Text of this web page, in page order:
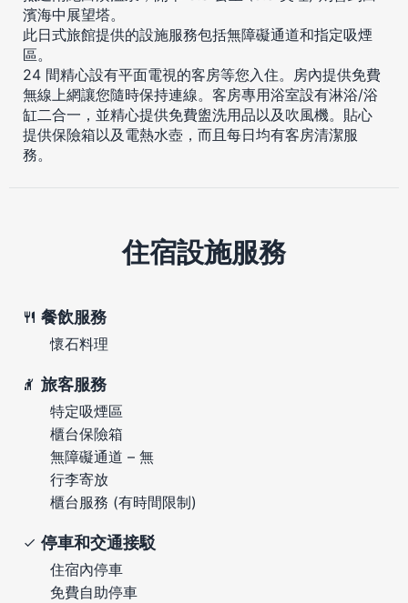
濱海中展望塔。
此日式旅館提供的設施服務包括無障礙通道和指定吸煙
區。
24 間精心設有平面電視的客房等您入住。房內提供免費
無線上網讓您隨時保持連線。客房專用浴室設有淋浴/浴
缸二合一，並精心提供免費盥洗用品以及吹風機。貼心
提供保險箱以及電熱水壺，而且每日均有客房清潔服
務。
住宿設施服務
餐飲服務
懷石料理
旅客服務
特定吸煙區
櫃台保險箱
無障礙通道 – 無
行李寄放
櫃台服務 (有時間限制)
停車和交通接駁
住宿內停車
免費自助停車